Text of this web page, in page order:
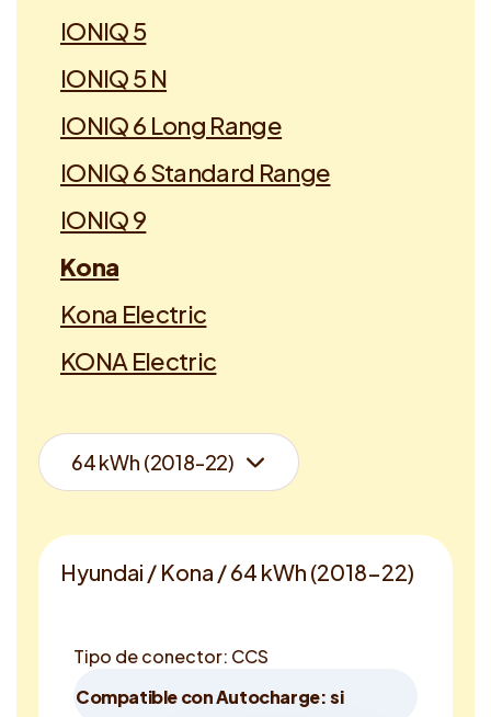
IONIQ 5
IONIQ 5 N
IONIQ 6 Long Range
IONIQ 6 Standard Range
IONIQ 9
Kona
Kona Electric
KONA Electric
Hyundai / Kona / 64 kWh (2018-22)
Tipo de conector: CCS
Compatible con Autocharge: si